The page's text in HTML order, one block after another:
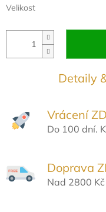
Velikost
Detaily
Vrácení
Do 100 dní.
Doprava
Nad 2800